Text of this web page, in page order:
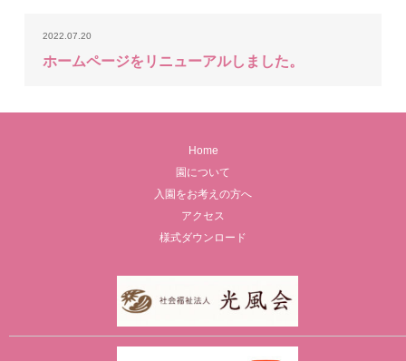
2022.07.20
ホームページをリニューアルしました。
Home
園について
入園をお考えの方へ
アクセス
様式ダウンロード